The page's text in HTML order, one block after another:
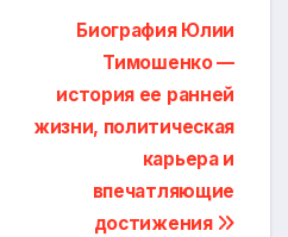
Биография Юлии
Тимошенко —
история ее ранней
жизни, политическая
карьера и
впечатляющие
достижения